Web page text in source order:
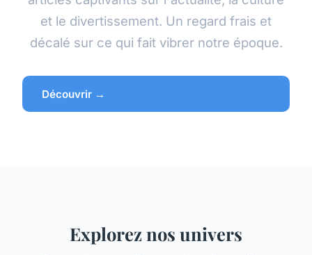
et le divertissement. Un regard frais et
décalé sur ce qui fait vibrer notre époque.
Découvrir →
Explorez nos univers